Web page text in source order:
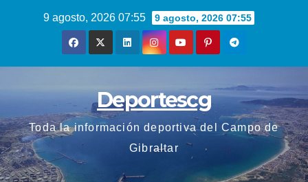
9 agosto, 2026 07:55 9 agosto, 2026 07:55
Deportescg
Toda la información deportiva del Campo de
Gibraltar